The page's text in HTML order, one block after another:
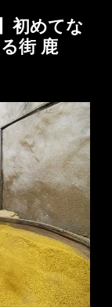
初めてな
街 鹿